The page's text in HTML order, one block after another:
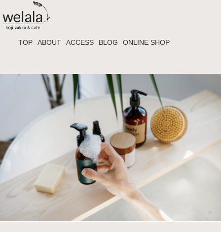
TOP ABOUT ACCESS BLOG ONLINE SHOP